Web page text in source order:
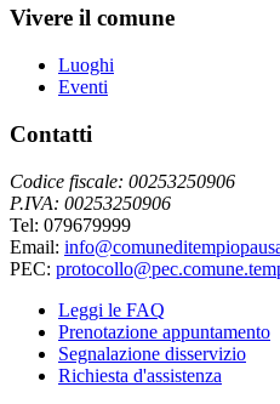
Vivere il comune
Luoghi
Eventi
Contatti
Codice fiscale: 00253250906
P.IVA: 00253250906
Tel: 079679999
Email:
PEC:
Leggi le FAQ
Prenotazione appuntamento
Segnalazione disservizio
Richiesta d'assistenza